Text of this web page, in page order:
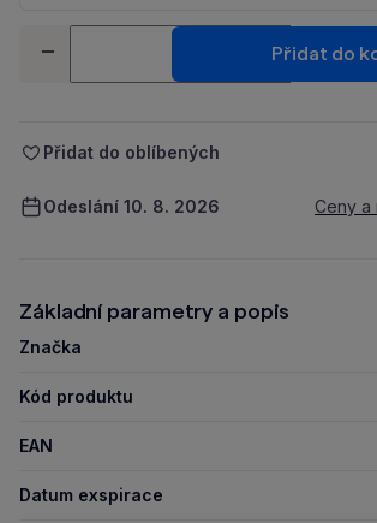
-
+
Přidat do
Přidat do oblíbených
Odeslání 10. 8. 2026 Ceny
Základní parametry a popis
Značka
Kód produktu
EAN
Datum exspirace